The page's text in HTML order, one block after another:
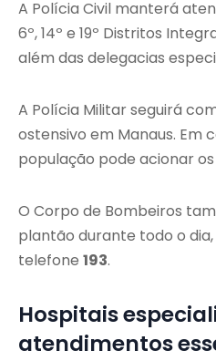
A Polícia Civil manterá
6º, 14º e 19º Distritos
além das delegacias
A Polícia Militar seguirá
ostensivo em Manaus. Em
população pode acionar
O Corpo de Bombeiros
plantão durante todo o
telefone 193.
Hospitais
atendimentos